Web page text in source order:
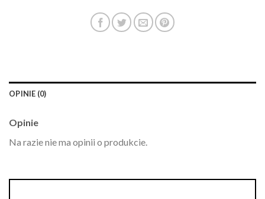
OPINIE (0)
Opinie
Na razie nie ma opinii o produkcie.